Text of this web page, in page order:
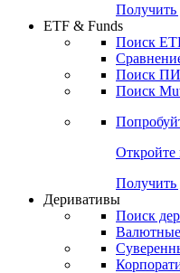
Получить
ETF & Funds
Поиск
Поиск
Поиск
Откройте
Получить
Деривативы
Поиск